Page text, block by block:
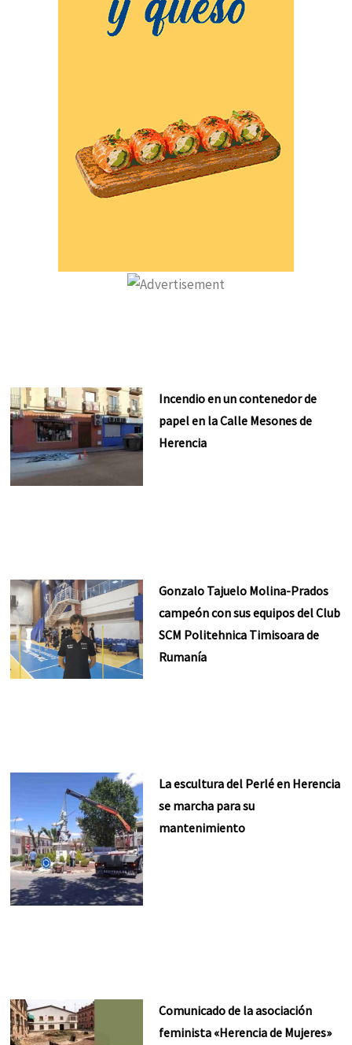
Incendio en un contenedor de
papel en la Calle Mesones de
Herencia
Gonzalo Tajuelo Molina-Prados
campeón con sus equipos del Club
SCM Politehnica Timisoara de
Rumanía
La escultura del Perlé en Herencia
se marcha para su
mantenimiento
Comunicado de la asociación
feminista «Herencia de Mujeres»